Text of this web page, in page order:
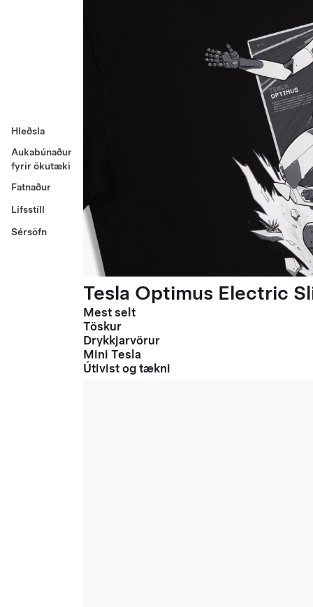
Hleðsla
Aukabúnaður
fyrir ökutæki
Fatnaður
Lífsstíll
Sérsöfn
Tesla Optimus Electric
Mest selt
Töskur
Drykkjarvörur
Mini Tesla
Útivist og tækni